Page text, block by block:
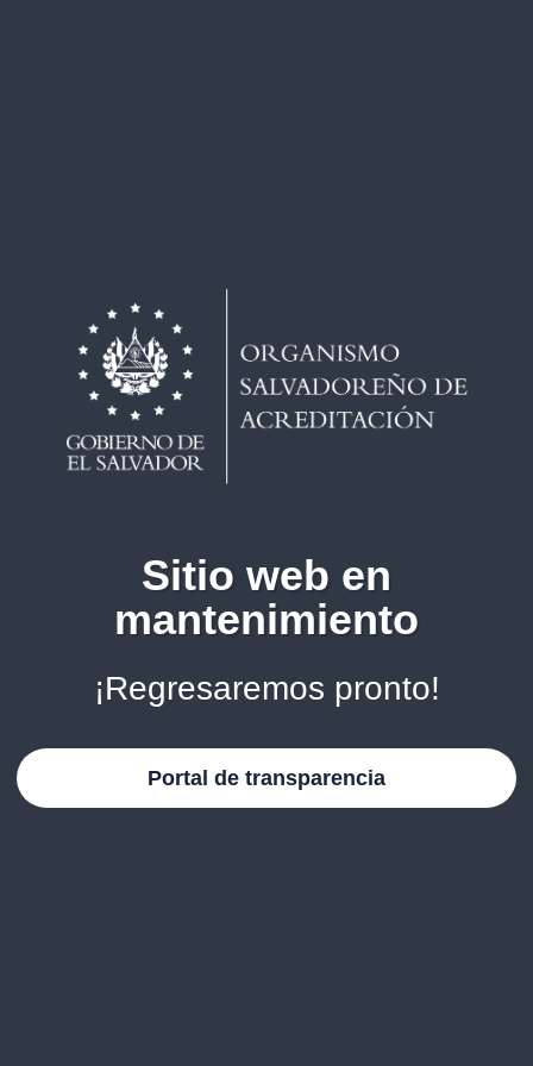
Sitio web en
mantenimiento
¡Regresaremos pronto!
Portal de transparencia